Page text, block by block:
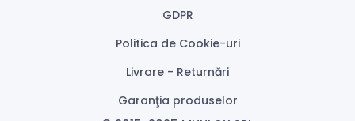
GDPR
Politica de Cookie-uri
Livrare - Returnări
Garanţia produselor